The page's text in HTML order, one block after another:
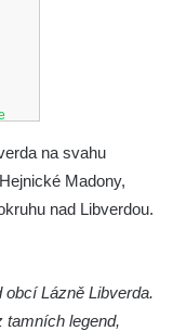
na svahu
Madony,
nad Libverdou.
obcí Lázně Libverda.
tamních legend,